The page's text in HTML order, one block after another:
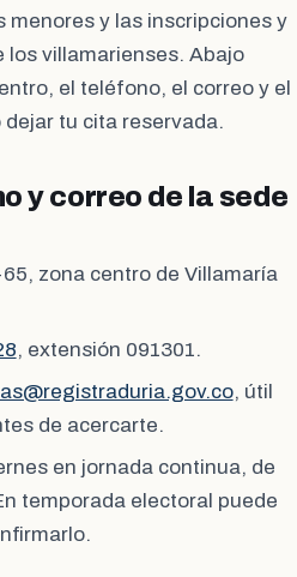
menores y las inscripciones y
los villamarienses. Abajo
el teléfono, el correo y el
tu cita reservada.
y correo de la sede
zona centro de Villamaría
, extensión 091301.
, útil
de acercarte.
en jornada continua, de
temporada electoral puede